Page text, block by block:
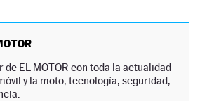
de EL MOTOR con toda la actualidad
y la moto, tecnología, seguridad,